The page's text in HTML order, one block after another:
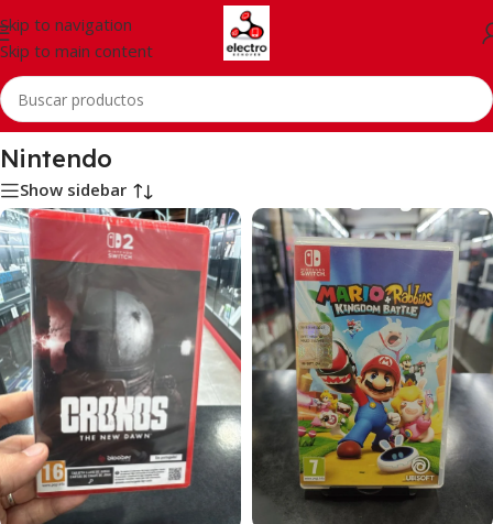
Skip to navigation
Skip to main content
Inicio/Consolas/Nintendo
Nintendo
Show sidebar